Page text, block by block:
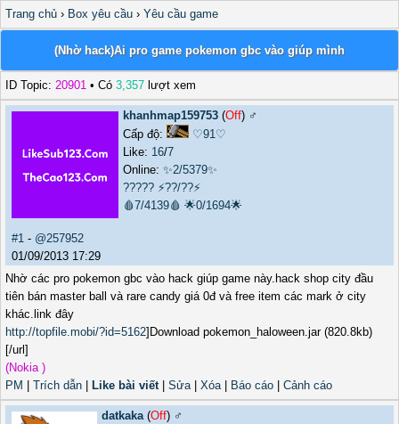
Trang chủ › Box yêu cầu › Yêu cầu game
(Nhờ hack)Ai pro game pokemon gbc vào giúp mình
ID Topic: 20901 • Có 3,357 lượt xem
khanhmap159753 (Off) ♂️
Cấp độ:
♡91♡
Like: 16/7
Online: ✨2/5379✨
????? ⚡??/??⚡
🩸7/4139🩸 🌟0/1694🌟
#1 - @257952
01/09/2013 17:29
Nhờ các pro pokemon gbc vào hack giúp game này.hack shop city đầu
tiên bán master ball và rare candy giá 0đ và free item các mark ở city
khác.link đây
http://topfile.mobi/?id=5162]Download pokemon_haloween.jar (820.8kb)
[/url]
(Nokia )
PM
Trích dẫn Like bài viết| Sửa| Xóa| Báo cáo Cảnh cáo
datkaka(Off) ♂️